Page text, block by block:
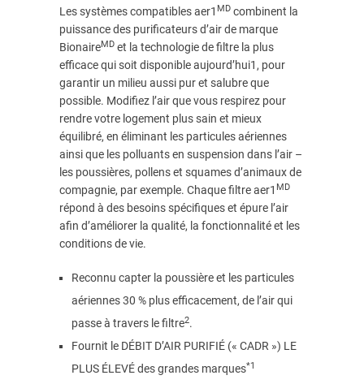
Les systèmes compatibles aer1 MD combinent la
puissance des purificateurs d’air de marque
BionaireMD et la technologie de filtre la plus
efficace qui soit disponible aujourd’hui1, pour
garantir un milieu aussi pur et salubre que
possible. Modifiez l’air que vous respirez pour
rendre votre logement plus sain et mieux
équilibré, en éliminant les particules aériennes
ainsi que les polluants en suspension dans l’air –
les poussières, pollens et squames d’animaux de
compagnie, par exemple. Chaque filtre aer1 MD
répond à des besoins spécifiques et épure l’air
afin d’améliorer la qualité, la fonctionnalité et les
conditions de vie.
Reconnu capter la poussière et les particules
aériennes 30 % plus efficacement, de l’air qui
passe à travers le filtre2.
Fournit le DÉBIT D’AIR PURIFIÉ (« CADR ») LE
PLUS ÉLEVÉ des grandes marques*1